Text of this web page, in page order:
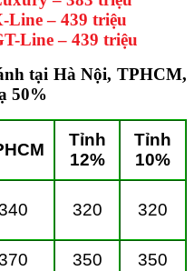
– 439 triệu
Line – 439 triệu
tại Hà Nội, TPHCM,
50%
Tỉnh
12%
Tỉnh
10%
320 320
350 350